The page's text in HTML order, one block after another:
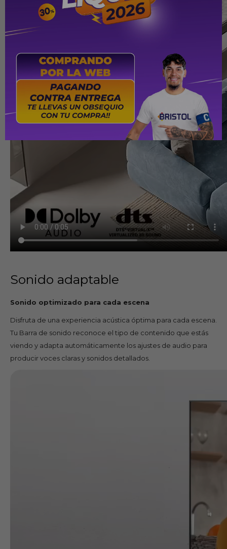
Sonido adaptable
Sonido optimizado para cada escena
Disfruta de una experiencia acústica óptima para cada escena.
Tu Barra de sonido reconoce el tipo de contenido que estás
viendo y adapta automáticamente los ajustes de audio para
producir voces claras y sonidos detallados.